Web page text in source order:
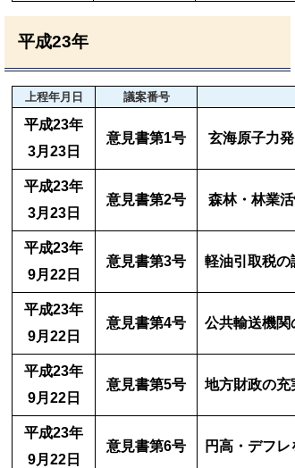
平成23年
上程年月日 議案番号
平成23年
3月23日
意見書第1号 玄海原子力
平成23年
3月23日
意見書第2号 森林・林業
平成23年
9月22日
意見書第3号 軽油引取税の
平成23年
9月22日
意見書第4号 公共輸送機
平成23年
9月22日
意見書第5号 地方財政の充
平成23年
9月22日
意見書第6号 円高・デフ